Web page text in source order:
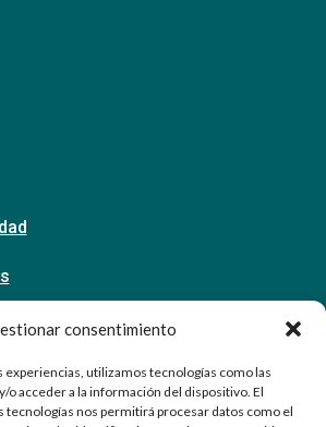
consentimiento
utilizamos tecnologías como las
o acceder a la información del dispositivo. El
tecnologías nos permitirá procesar datos como el